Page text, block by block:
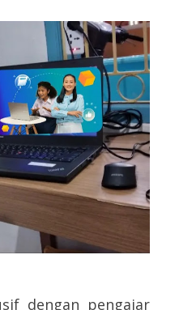
dengan pengajar